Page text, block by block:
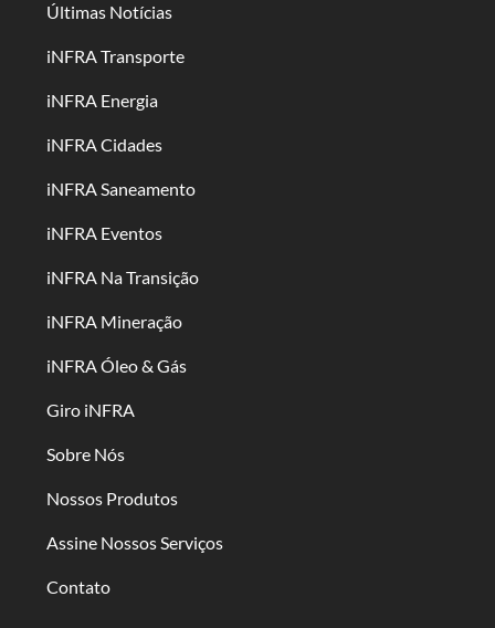
Últimas Notícias
iNFRA Transporte
iNFRA Energia
iNFRA Cidades
iNFRA Saneamento
iNFRA Eventos
iNFRA Na Transição
iNFRA Mineração
iNFRA Óleo & Gás
Giro iNFRA
Sobre Nós
Nossos Produtos
Assine Nossos Serviços
Contato